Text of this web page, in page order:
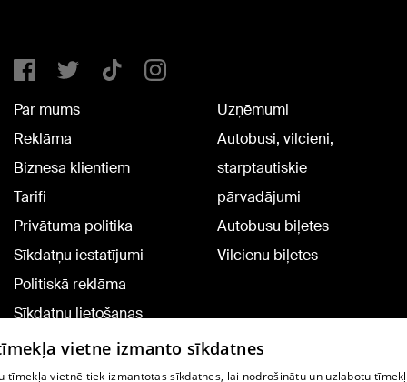
Par mums
Reklāma
Biznesa klientiem
Tarifi
Privātuma politika
Sīkdatņu iestatījumi
Politiskā reklāma
Sīkdatņu lietošanas
noteikumi
Komentāru pievienošana
Uzņēmumi
Autobusi, vilcieni,
starptautiskie
pārvadājumi
Autobusu biļetes
Vilcienu biļetes
vietne izmanto sīkdatnes
tīmekļa vietnē tiek izmantotas sīkdatnes, lai nodrošinātu un uzlabotu